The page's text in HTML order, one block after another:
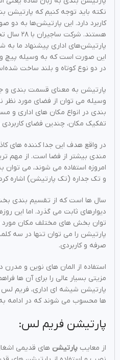
نکته باید توجه کنیم که پارتیشن
کاربرد دارد. این پارتیشن‌‌ها به
هستند.
پارتیشن‌‌های اداری پیشنهاد ما
این صورت است که به وسیله پیچ
در دو نوع کوتاه و بلند ساخت
پارتیشن به معنای قسمت بندی و
وسیله می توان از فضای مورد نظر
بندی در انواع مکان های اداری و
تفکیک مکان، چندین فضای کاربردی
در واقع هدف این جدا کننده های
مندی بیشتر از فضا است. از مهم
امروزه استفاده می شوند، می
و تک جداره (تک پارتیشن) اشاره
سال ها است که از تقسیم بندی
دیوارهای ثابت می گذرد. اما این
توان بخش های مختلف مکان مورد
پارتیشن را می توان تنها در سه
صرفه و کاربردی.
استفاده از المان های نوین و
مزیتی بسیار عالی را برای آن ها
پارتیشن شیشه ای اداری، فریم لس
ها محسوب می شوند که در ادامه
پارتیشن فریم لس:
از معایب پارتیشن های قدیمی